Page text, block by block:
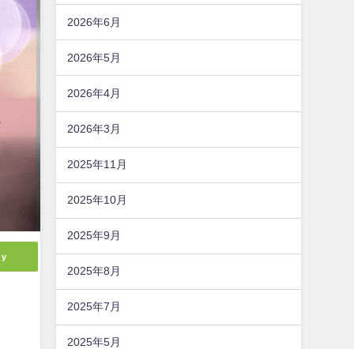
2026年6月
2026年5月
2026年4月
2026年3月
2025年11月
2025年10月
2025年9月
2025年8月
2025年7月
2025年5月